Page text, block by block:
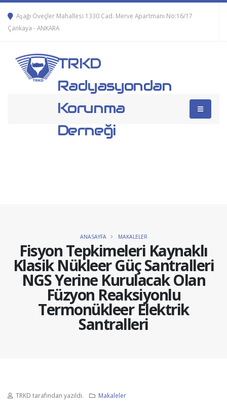
Aşağı Öveçler Mahallesi 1330 Cad. Merve Apartmanı No:16/17
Çankaya - ANKARA
TRKD
Radyasyondan
Korunma
Derneği
Fisyon Tepkimeleri Kaynaklı
Klasik Nükleer Güç Santralleri
NGS Yerine Kurulacak Olan
Füzyon Reaksiyonlu
Termonükleer Elektrik
Santralleri
ANASAYFA MAKALELER
TRKD tarafından yazıldı. Makaleler